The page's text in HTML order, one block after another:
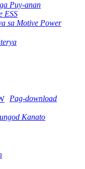
Puy-anan
ESS
sa Motive Power
Pag-download
Kanato